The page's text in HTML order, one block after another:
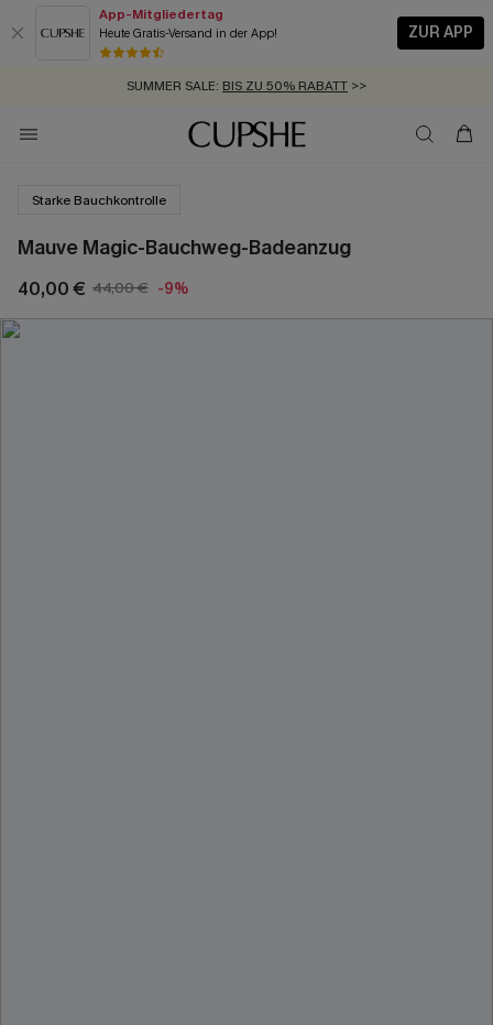
App-Mitgliedertag
Heute Gratis-Versand in der App! ZUR APP
GRATIS MASSBAND MIT JEDEM SCHNELLVERSAND-ARTIKEL >>
SUMMER SALE: BIS ZU 50% RABATT >>
ZUM NEWSLETTER:BIS ZU -20% EXTRA ERHALTEN
KOSTENLOSER VERSAND AB 89 €
Starke Bauchkontrolle
Mauve Magic-Bauchweg-Badeanzug
40,00 € 44,00 € -9%